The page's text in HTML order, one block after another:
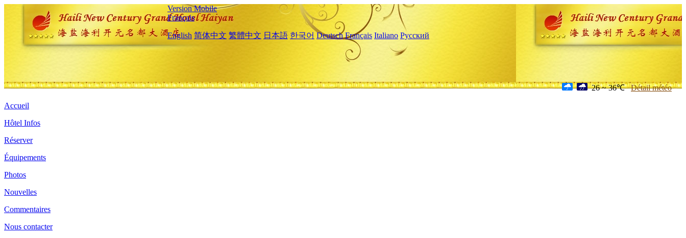
Version Mobile
Français
English 简体中文 繁體中文 日本語 한국어 Deutsch Français Italiano Русский
26 ~ 36℃ Détail météo
Accueil
Hôtel Infos
Réserver
Équipements
Photos
Nouvelles
Commentaires
Nous contacter